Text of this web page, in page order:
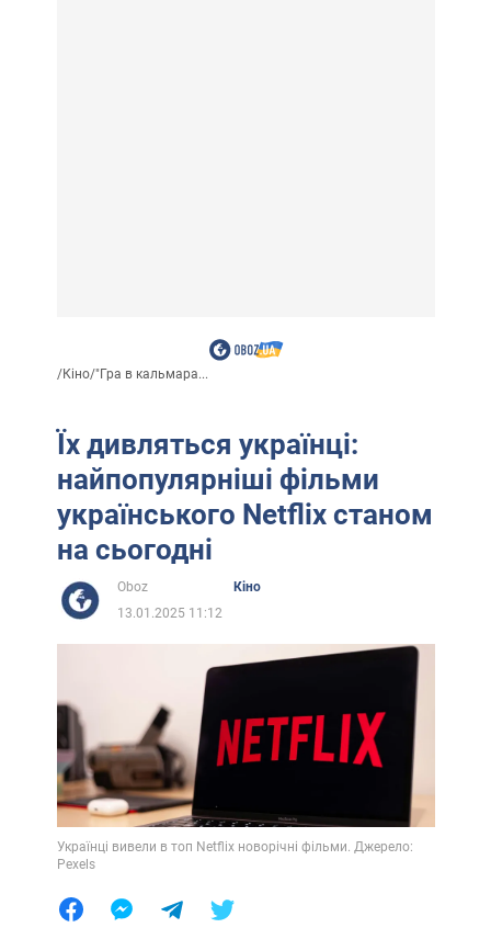
/Кіно/"Гра в кальмара...
Їх дивляться українці:
найпопулярніші фільми
українського Netflix станом
на сьогодні
Oboz
Кіно
13.01.2025 11:12
Українці вивели в топ Netflix новорічні фільми. Джерело:
Pexels